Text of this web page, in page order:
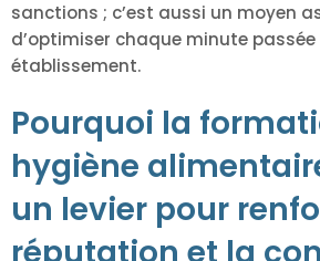
sanctions ; c’est aussi un moyen
d’optimiser chaque minute
établissement.
Pourquoi la
hygiène
un levier pour